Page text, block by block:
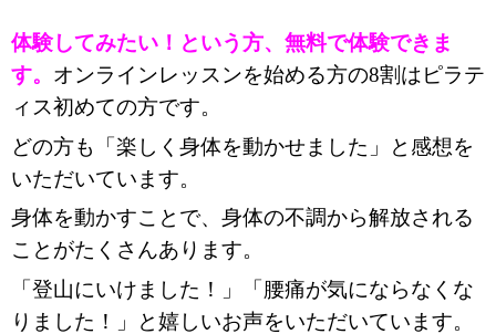
体験してみたい！という方、無料で体験できま
す。 オンラインレッスンを始める方の8割はピラテ
ィス初めての方です。
どの方も「楽しく身体を動かせました」と感想を
いただいています。
身体を動かすことで、身体の不調から解放される
ことがたくさんあります。
「登山にいけました！」「腰痛が気にならなくな
りました！」と嬉しいお声をいただいています。